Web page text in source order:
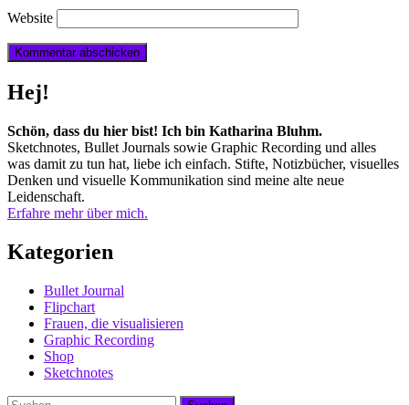
Website
Hej!
Schön, dass du hier bist! Ich bin Katharina Bluhm.
Sketchnotes, Bullet Journals sowie Graphic Recording und alles
was damit zu tun hat, liebe ich einfach. Stifte, Notizbücher, visuelles
Denken und visuelle Kommunikation sind meine alte neue
Leidenschaft.
Erfahre mehr über mich.
Kategorien
Bullet Journal
Flipchart
Frauen, die visualisieren
Graphic Recording
Shop
Sketchnotes